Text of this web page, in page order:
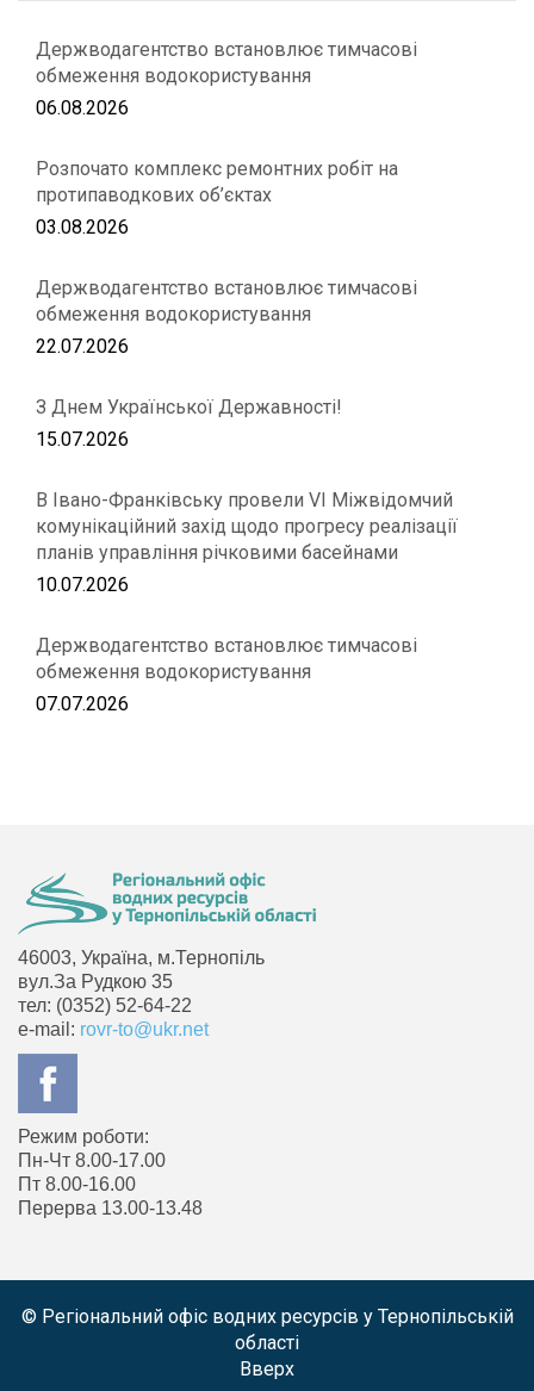
Держводагентство встановлює тимчасові
обмеження водокористування
06.08.2026
Розпочато комплекс ремонтних робіт на
протипаводкових об’єктах
03.08.2026
Держводагентство встановлює тимчасові
обмеження водокористування
22.07.2026
З Днем Української Державності!
15.07.2026
В Івано-Франківську провели VІ Міжвідомчий
комунікаційний захід щодо прогресу реалізації
планів управління річковими басейнами
10.07.2026
Держводагентство встановлює тимчасові
обмеження водокористування
07.07.2026
46003, Україна, м.Тернопіль
вул.За Рудкою 35
тел: (0352) 52-64-22
e-mail: rovr-to@ukr.net
Режим роботи:
Пн-Чт 8.00-17.00
Пт 8.00-16.00
Перерва 13.00-13.48
© Регіональний офіс водних ресурсів у Тернопільській
області
Вверх